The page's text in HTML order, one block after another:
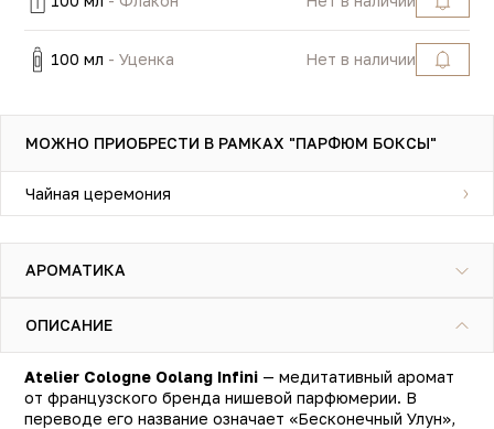
100 мл - Уценка Нет в наличии
МОЖНО ПРИОБРЕСТИ В РАМКАХ "ПАРФЮМ БОКСЫ"
Чайная церемония
АРОМАТИКА
ОПИСАНИЕ
Atelier Cologne Oolang Infini — медитативный аромат
от французского бренда нишевой парфюмерии. В
переводе его название означает «Бесконечный Улун»,